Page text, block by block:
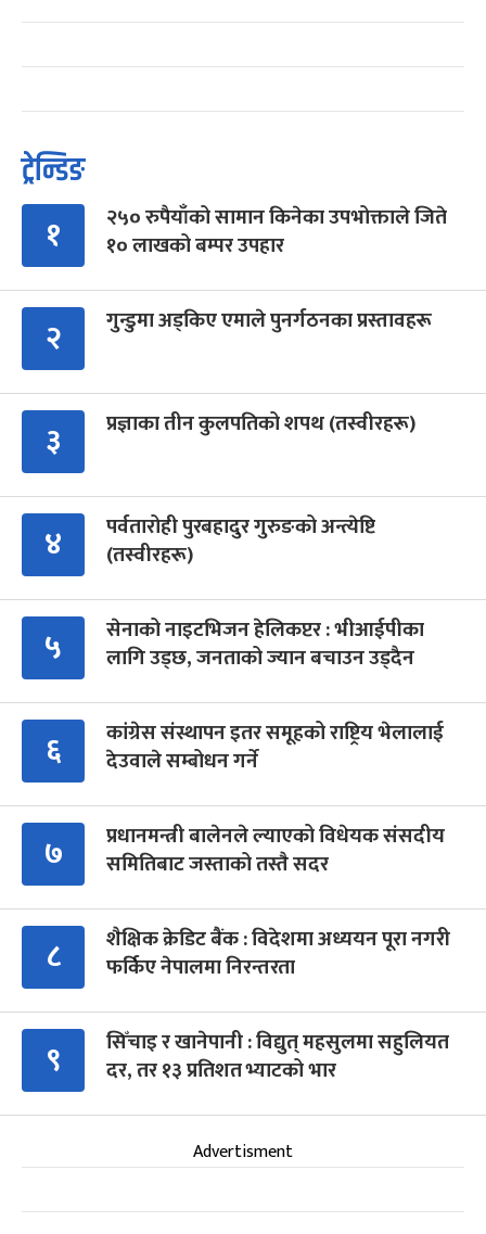
ट्रेन्डिङ
१
२५० रुपैयाँको सामान किनेका उपभोक्ताले जिते
१० लाखको बम्पर उपहार
२ गुन्डुमा अड्किए एमाले पुनर्गठनका प्रस्तावहरू
३ प्रज्ञाका तीन कुलपतिको शपथ (तस्वीरहरू)
४
पर्वतारोही पुरबहादुर गुरुङको अन्त्येष्टि
(तस्वीरहरू)
५
सेनाको नाइटभिजन हेलिकप्टर : भीआईपीका
लागि उड्छ, जनताको ज्यान बचाउन उड्दैन
६
कांग्रेस संस्थापन इतर समूहको राष्ट्रिय भेलालाई
देउवाले सम्बोधन गर्ने
७
प्रधानमन्त्री बालेनले ल्याएको विधेयक संसदीय
समितिबाट जस्ताको तस्तै सदर
८
शैक्षिक क्रेडिट बैंक : विदेशमा अध्ययन पूरा नगरी
फर्किए नेपालमा निरन्तरता
९
सिँचाइ र खानेपानी : विद्युत् महसुलमा सहुलियत
दर, तर १३ प्रतिशत भ्याटको भार
Advertisment